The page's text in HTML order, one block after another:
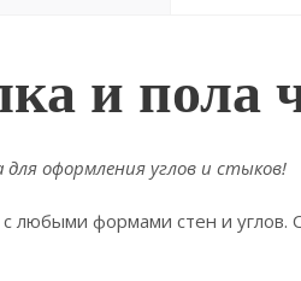
и
оформления углов и стыков!
любыми формами стен и